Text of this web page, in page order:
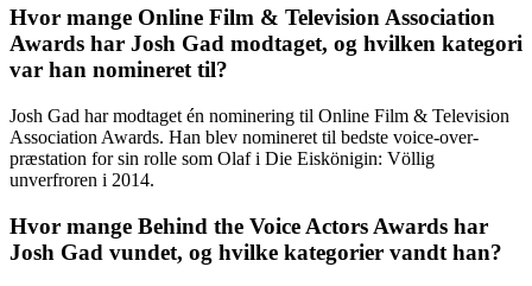
Hvor mange Online Film & Television Association
Awards har Josh Gad modtaget, og hvilken kategori
var han nomineret til?
Josh Gad har modtaget én nominering til Online Film & Television
Association Awards. Han blev nomineret til bedste voice-over-
præstation for sin rolle som Olaf i Die Eiskönigin: Völlig
unverfroren i 2014.
Hvor mange Behind the Voice Actors Awards har
Josh Gad vundet, og hvilke kategorier vandt han?